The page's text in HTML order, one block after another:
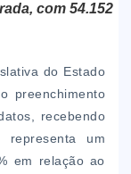
com 54.152
do Estado
preenchimento
recebendo
um
em relação ao